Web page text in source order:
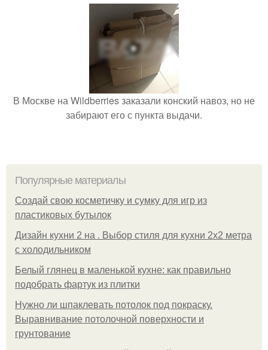
В Москве на Wildberries заказали конский навоз, но не
забирают его с пункта выдачи.
Популярные материалы
Создай свою косметичку и сумку для игр из
пластиковых бутылок
Дизайн кухни 2 на . Выбор стиля для кухни 2х2 метра
с холодильником
Белый глянец в маленькой кухне: как правильно
подобрать фартук из плитки
Нужно ли шпаклевать потолок под покраску.
Выравнивание потолочной поверхности и
грунтование